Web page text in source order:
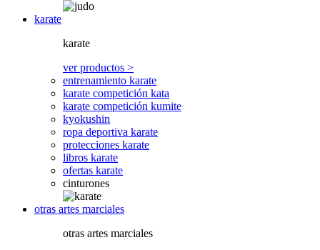
karate
karate
ver productos >
entrenamiento karate
karate competición kata
karate competición kumite
kyokushin
ropa deportiva karate
protecciones karate
libros karate
ofertas karate
cinturones
otras artes marciales
otras artes marciales